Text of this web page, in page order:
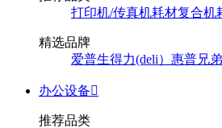
打印机/传真机耗材复合机
精选品牌
爱普生得力(deli） 惠普兄弟
办公设备
推荐品类